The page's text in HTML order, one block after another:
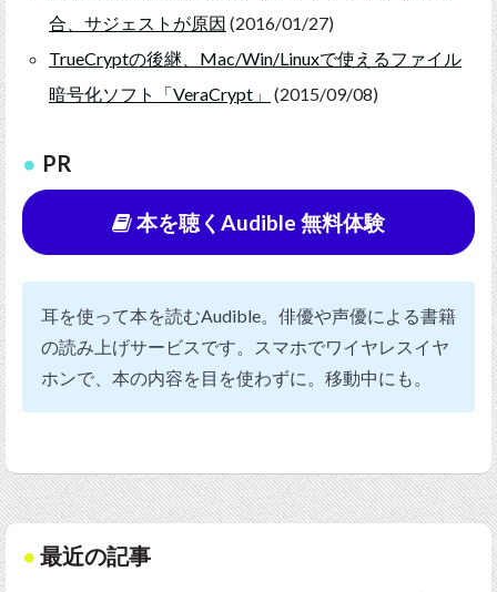
合、サジェストが原因 (2016/01/27)
TrueCryptの後継、Mac/Win/Linuxで使えるファイル
暗号化ソフト「VeraCrypt」
(2015/09/08)
PR
本を聴くAudible 無料体験
耳を使って本を読むAudible。俳優や声優による書籍
の読み上げサービスです。スマホでワイヤレスイヤ
ホンで、本の内容を目を使わずに。移動中にも。
最近の記事